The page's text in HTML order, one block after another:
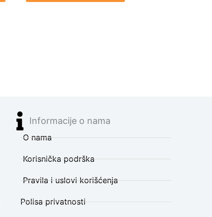
Informacije o nama
O nama
Korisnička podrška
Pravila i uslovi korišćenja
Polisa privatnosti